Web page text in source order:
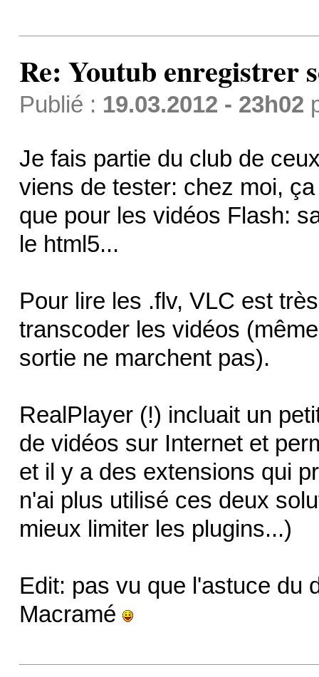
Re: Youtub enregistrer
Publié : 19.03.2012 - 23h02
Je fais partie du club de
viens de tester: chez moi,
que pour les vidéos Flash:
le html5...
Pour lire les .flv, VLC est
transcoder les vidéos
sortie ne marchent pas).
RealPlayer (!) incluait un
de vidéos sur Internet et
et il y a des extensions qui
n'ai plus utilisé ces deux
mieux limiter les plugins...)
Edit: pas vu que l'astuce du
Macramé